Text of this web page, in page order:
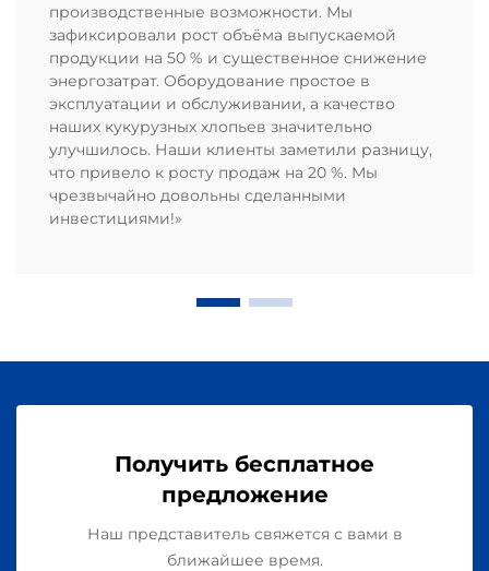
производственные возможности. Мы
зафиксировали рост объёма выпускаемой
продукции на 50 % и существенное снижение
энергозатрат. Оборудование простое в
эксплуатации и обслуживании, а качество
наших кукурузных хлопьев значительно
улучшилось. Наши клиенты заметили разницу,
что привело к росту продаж на 20 %. Мы
чрезвычайно довольны сделанными
инвестициями!»
Получить бесплатное
предложение
Наш представитель свяжется с вами в
ближайшее время.